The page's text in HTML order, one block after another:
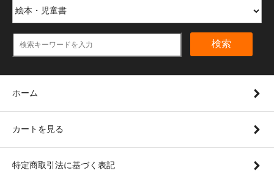
検索
ホーム
カートを見る
特定商取引法に基づく表記